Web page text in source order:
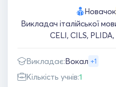
Новачок
Викладач італійської
CELI, CILS, PLIDA,
Викладає:Вокал +1
Кількість учнів:1